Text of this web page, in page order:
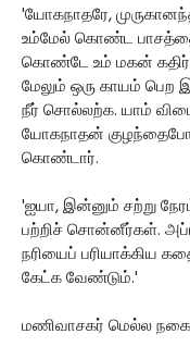
'யோகநாதரே,
உம்மேல் கொண்ட
கொண்டே உம் மகன்
மேலும் ஒரு காயம்
நீர் சொல்லற்க. யாம்
யோகநாதன்
கொண்டார்.
'ஐயா, இன்னும் சற்று
பற்றிச் சொன்னீர்கள்.
நரியைப் பரியாக்கிய
கேட்க வேண்டும்.'
மணிவாசகர் மெல்ல